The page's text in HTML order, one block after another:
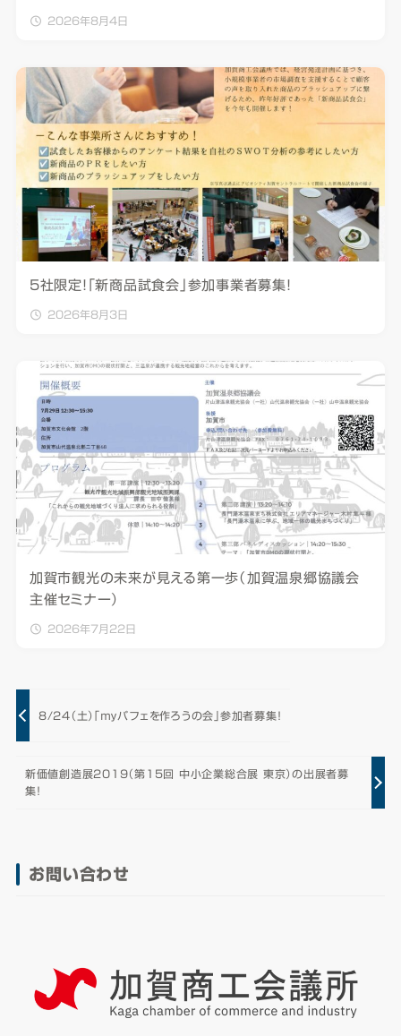
2026年8月4日
5社限定！「新商品試食会」参加事業者募集！
2026年8月3日
加賀市観光の未来が見える第一歩（加賀温泉郷協議会
主催セミナー）
2026年7月22日
8/24（土）「ｍｙパフェを作ろうの会」参加者募集！
新価値創造展2019（第15回 中小企業総合展 東京）の出展者募
集！
お問い合わせ